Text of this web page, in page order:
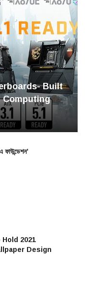
Built
Computing
ফাউন্ডেশন’
Hold 2021
Design